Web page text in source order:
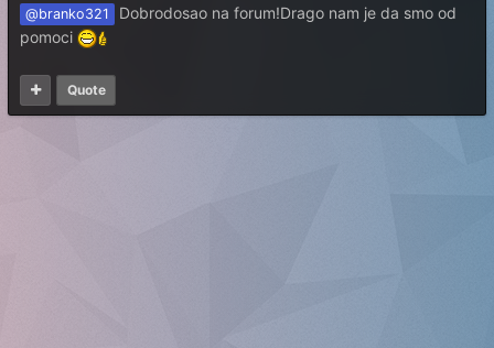
@branko321
Dobrodosao na forum!Drago nam je da smo od
pomoci
Quote